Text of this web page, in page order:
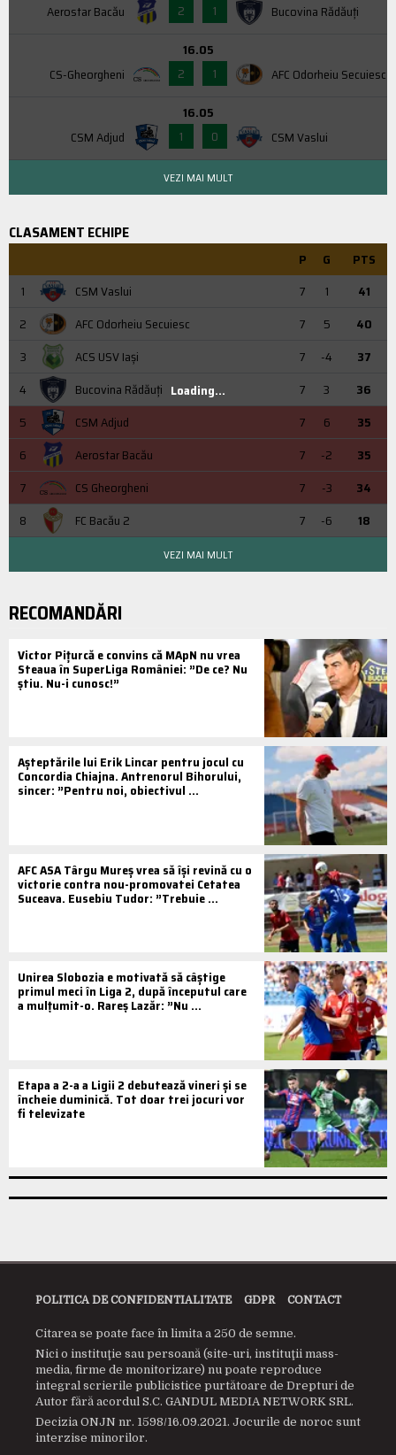
Aerostar Bacău
2
1 Bucovina Rădăuți
CS-Gheorgheni
16.05
2
1 AFC Odorheiu Secuiesc
CSM Adjud
16.05
1
0 CSM Vaslui
VEZI MAI MULT
CLASAMENT ECHIPE
P G
PTS
1
CSM Vaslui 7 1
41
2
AFC Odorheiu Secuiesc 7 5
40
3
ACS USV Iaşi 7 -4
37
4
Bucovina Rădăuți 7 3
36
5
CSM Adjud 7 6
35
6
Aerostar Bacău 7 -2
35
7
CS Gheorgheni 7 -3
34
8
FC Bacău 2 7 -6 18
Loading...
VEZI MAI MULT
RECOMANDĂRI
Victor Pițurcă e convins că MApN nu vrea
Steaua în SuperLiga României: ”De ce? Nu
știu. Nu-i cunosc!”
Așteptările lui Erik Lincar pentru jocul cu
Concordia Chiajna. Antrenorul Bihorului,
sincer: ”Pentru noi, obiectivul ...
AFC ASA Târgu Mureș vrea să își revină cu o
victorie contra nou-promovatei Cetatea
Suceava. Eusebiu Tudor: ”Trebuie ...
Unirea Slobozia e motivată să câștige
primul meci în Liga 2, după începutul care
a mulțumit-o. Rareș Lazăr: ”Nu ...
Etapa a 2-a a Ligii 2 debutează vineri și se
încheie duminică. Tot doar trei jocuri vor
fi televizate
POLITICA DE CONFIDENTIALITATE GDPR CONTACT
Citarea se poate face în limita a 250 de semne.
Nici o instituţie sau persoană (site-uri, instituţii mass-
media, firme de monitorizare) nu poate reproduce
integral scrierile publicistice purtătoare de Drepturi de
Autor fără acordul S.C. GANDUL MEDIA NETWORK SRL.
Decizia ONJN nr. 1598/16.09.2021. Jocurile de noroc sunt
interzise minorilor.